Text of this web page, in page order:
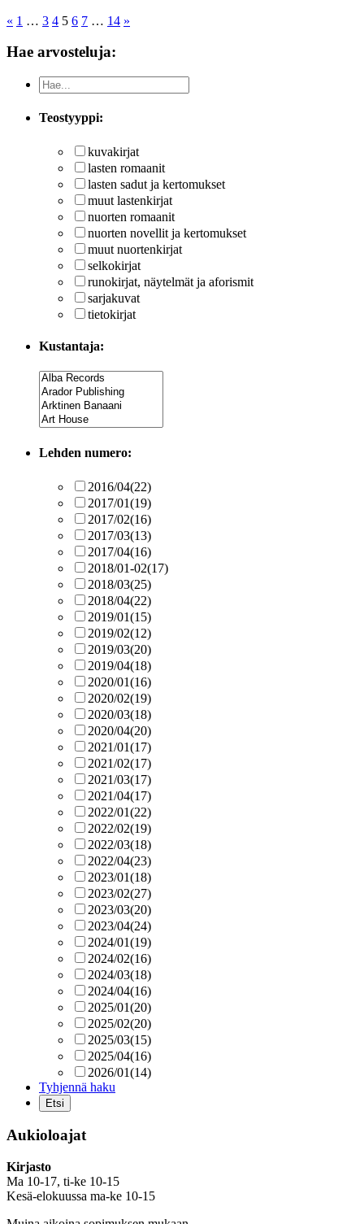
« Previous
1 … 3 4 5 6 7 … 14 Next
»
Hae arvosteluja:
Teostyyppi:
kuvakirjat
lasten romaanit
lasten sadut ja kertomukset
muut lastenkirjat
nuorten romaanit
nuorten novellit ja kertomukset
muut nuortenkirjat
selkokirjat
runokirjat, näytelmät ja aforismit
sarjakuvat
tietokirjat
Kustantaja:
Lehden numero:
2016/04(22)
2017/01(19)
2017/02(16)
2017/03(13)
2017/04(16)
2018/01-02(17)
2018/03(25)
2018/04(22)
2019/01(15)
2019/02(12)
2019/03(20)
2019/04(18)
2020/01(16)
2020/02(19)
2020/03(18)
2020/04(20)
2021/01(17)
2021/02(17)
2021/03(17)
2021/04(17)
2022/01(22)
2022/02(19)
2022/03(18)
2022/04(23)
2023/01(18)
2023/02(27)
2023/03(20)
2023/04(24)
2024/01(19)
2024/02(16)
2024/03(18)
2024/04(16)
2025/01(20)
2025/02(20)
2025/03(15)
2025/04(16)
2026/01(14)
Tyhjennä haku
Aukioloajat
Kirjasto
Ma 10-17, ti-ke 10-15
Kesä-elokuussa ma-ke 10-15